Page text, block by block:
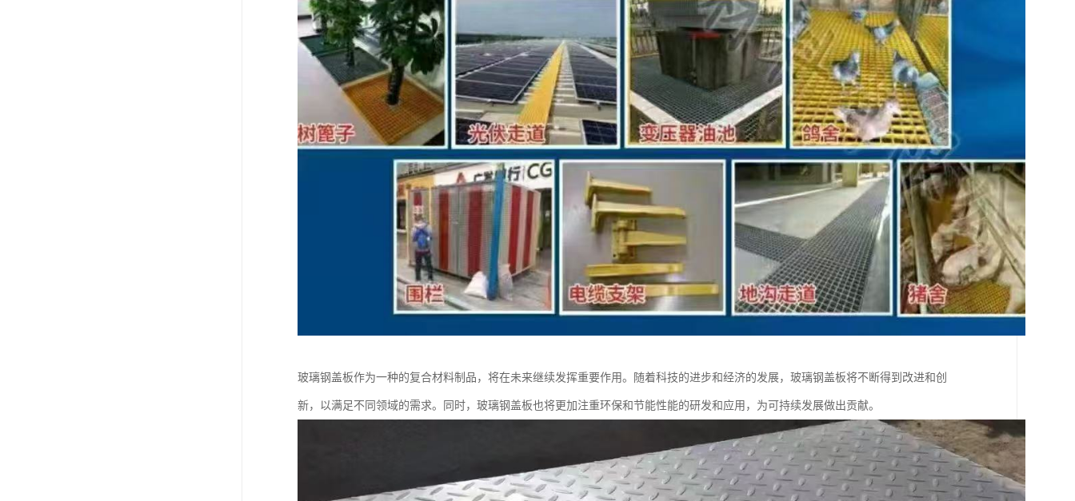
玻璃钢盖板作为一种的复合材料制品，将在未来继续发挥重要作用。随着科技的进步和经济的发展，玻璃钢盖板将不断得到改进和创
新，以满足不同领域的需求。同时，玻璃钢盖板也将更加注重环保和节能性能的研发和应用，为可持续发展做出贡献。